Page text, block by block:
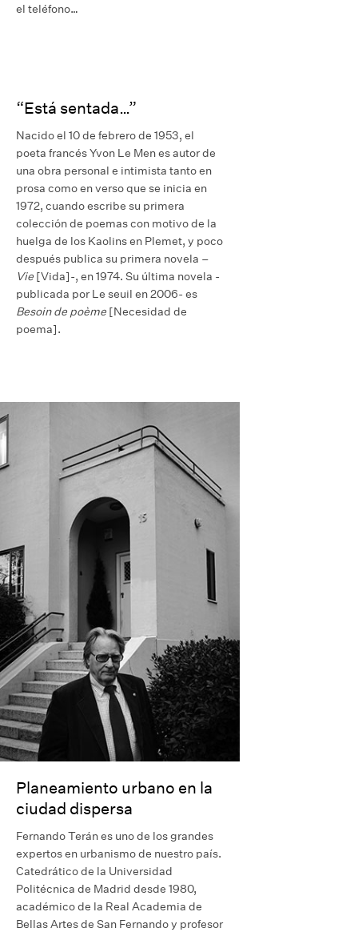
el teléfono…
“Está sentada…”
Nacido el 10 de febrero de 1953, el
poeta francés Yvon Le Men es autor de
una obra personal e intimista tanto en
prosa como en verso que se inicia en
1972, cuando escribe su primera
colección de poemas con motivo de la
huelga de los Kaolins en Plemet, y poco
después publica su primera novela –
Vie [Vida]-, en 1974. Su última novela -
publicada por Le seuil en 2006- es
Besoin de poème [Necesidad de
poema].
Planeamiento urbano en la
ciudad dispersa
Fernando Terán es uno de los grandes
expertos en urbanismo de nuestro país.
Catedrático de la Universidad
Politécnica de Madrid desde 1980,
académico de la Real Academia de
Bellas Artes de San Fernando y profesor